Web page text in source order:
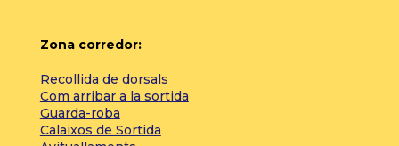
Zona corredor:
Recollida de dorsals
Com arribar a la sortida
Guarda-roba
Calaixos de Sortida